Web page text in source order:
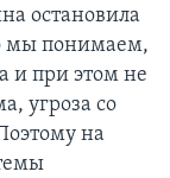
остановила
мы понимаем,
и при этом не
угроза со
на